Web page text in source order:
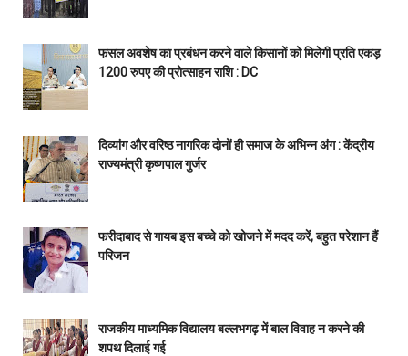
फसल अवशेष का प्रबंधन करने वाले किसानों को मिलेगी प्रति एकड़
1200 रुपए की प्रोत्साहन राशि : DC
दिव्यांग और वरिष्ठ नागरिक दोनों ही समाज के अभिन्न अंग : केंद्रीय
राज्यमंत्री कृष्णपाल गुर्जर
फरीदाबाद से गायब इस बच्चे को खोजने में मदद करें, बहुत परेशान हैं
परिजन
राजकीय माध्यमिक विद्यालय बल्लभगढ़ में बाल विवाह न करने की
शपथ दिलाई गई